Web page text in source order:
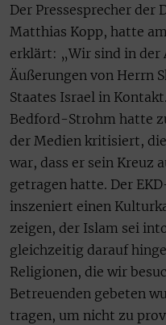
Der Pressesprecher der
Matthias Kopp, hatte
erklärt: „Wir sind in der
Äußerungen von Herrn
Staates Israel in
Bedford-Strohm hatte
der Medien kritisiert,
war, dass er sein Kreuz
getragen hatte. Der
inszeniert einen
zeigen, der Islam sei
gleichzeitig darauf
Religionen, die wir
Betreuenden gebeten
tragen, um nicht zu